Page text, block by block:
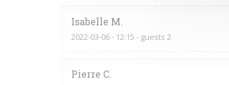
Isabelle M
2022-03-06- 12:15 - guests 2
Pierre C